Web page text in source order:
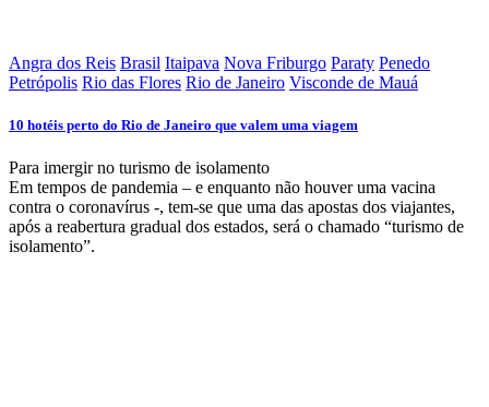
Angra dos Reis Brasil Itaipava Nova Friburgo Paraty Penedo
Petrópolis Rio das Flores Rio de Janeiro Visconde de Mauá
10 hotéis perto do Rio de Janeiro que valem uma viagem
Para imergir no turismo de isolamento
Em tempos de pandemia – e enquanto não houver uma vacina
contra o coronavírus -, tem-se que uma das apostas dos viajantes,
após a reabertura gradual dos estados, será o chamado “turismo de
isolamento”.